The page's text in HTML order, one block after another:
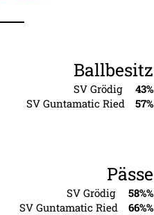
Ballbesitz
SV Grödig
43%
SV Guntamatic Ried
57%
Pässe
SV Grödig
58%%
SV Guntamatic Ried
66%%